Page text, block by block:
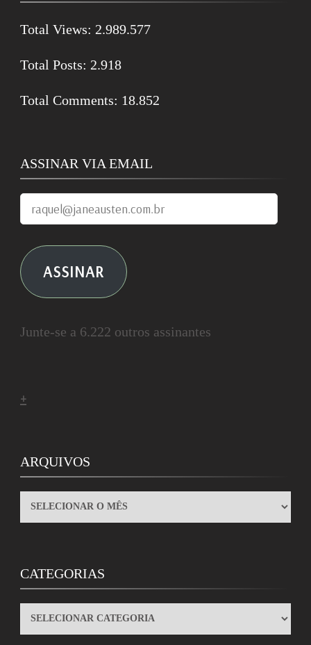
Total Views: 2.989.577
Total Posts: 2.918
Total Comments: 18.852
ASSINAR VIA EMAIL
raquel@janeausten.com.br
ASSINAR
Junte-se a 6.222 outros assinantes
+
ARQUIVOS
ARQUIVOS
CATEGORIAS
CATEGORIAS